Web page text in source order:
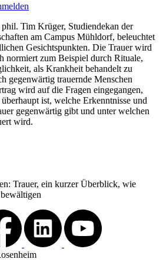
Tim Krüger, Studiendekan der
am Campus Mühldorf, beleuchtet
Gesichtspunkten. Die Trauer wird
normiert zum Beispiel durch Rituale,
als Krankheit behandelt zu
gegenwärtig trauernde Menschen
wird auf die Fragen eingegangen,
ist, welche Erkenntnisse und
gegenwärtig gibt und unter welchen
wird.
Trauer, ein kurzer Überblick, wie